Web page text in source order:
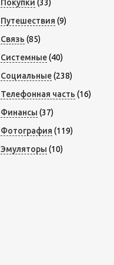
Покупки (33)
Путешествия (9)
Связь (85)
Системные(40)
Социальные(238)
Телефонная часть (16)
Финансы (37)
Фотография (119)
Эмуляторы (10)